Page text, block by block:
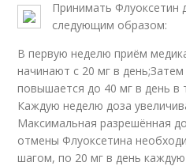
Принимать Флуоксетин
следующим образом:
В первую неделю приём
начинают с 20 мг в
повышается до 40 мг в день в
Каждую неделю доза
Максимальная разрешённая
отмены Флуоксетина
шагом, по 20 мг в день